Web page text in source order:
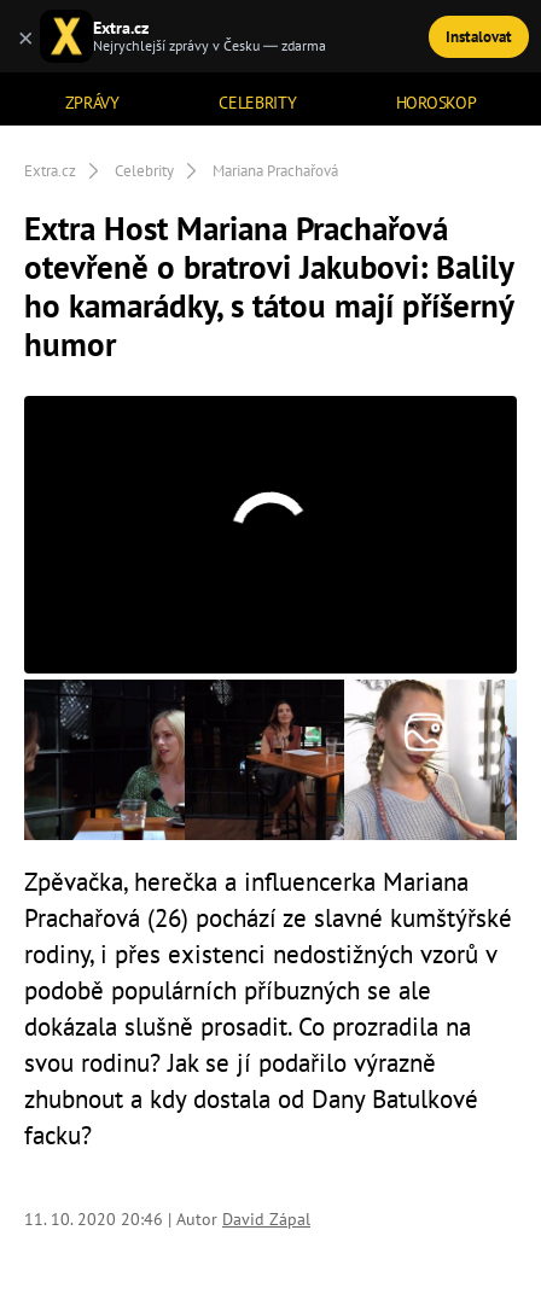
ZPRÁVY CELEBRITY HOROSKOP
TÉMATA
Extra.cz Celebrity Mariana Prachařová
Extra Host Mariana Prachařová
otevřeně o bratrovi Jakubovi: Balily
ho kamarádky, s tátou mají příšerný
humor
Zpěvačka, herečka a influencerka Mariana
Prachařová (26) pochází ze slavné kumštýřské
rodiny, i přes existenci nedostižných vzorů v
podobě populárních příbuzných se ale
dokázala slušně prosadit. Co prozradila na
svou rodinu? Jak se jí podařilo výrazně
zhubnout a kdy dostala od Dany Batulkové
facku?
11. 10. 2020 20:46 | Autor David Zápal
× Extra.cz
Nejrychlejší zprávy v Česku — zdarma Instalovat